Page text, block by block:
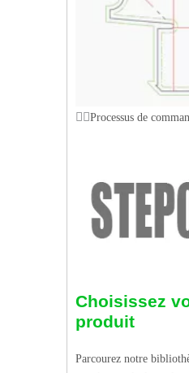
Processus de
Choisissez
produit
Parcourez notre